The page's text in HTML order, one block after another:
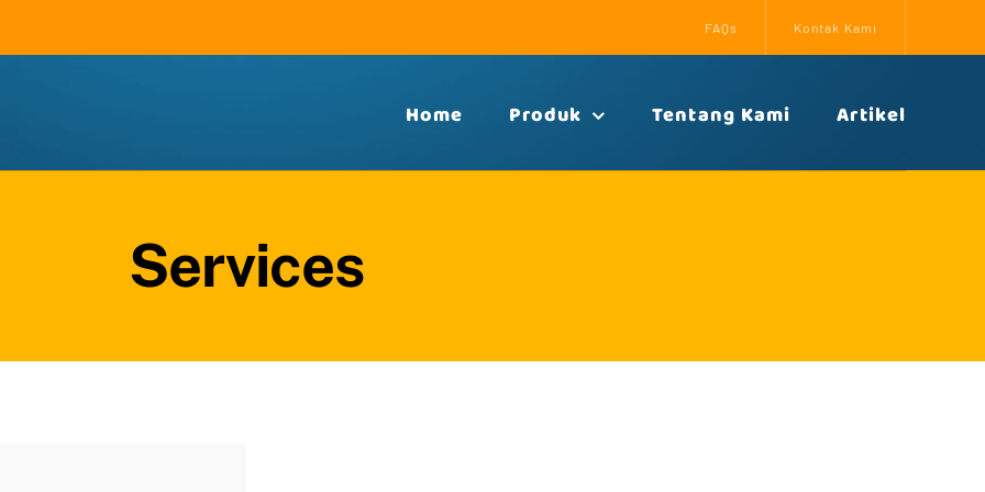
FAQs Kontak Kami
Home Produk Tentang Kami Artikel
Services